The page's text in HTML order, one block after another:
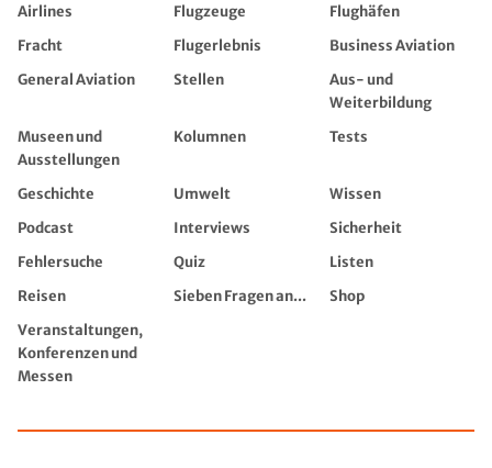
Airlines Flugzeuge
Flughäfen
Fracht
Flugerlebnis
Business Aviation
General Aviation
Stellen
Aus- und
Weiterbildung
Museen und
Ausstellungen
Kolumnen Tests
Geschichte Umwelt
Wissen
Podcast
Interviews
Sicherheit
Fehlersuche
Quiz
Listen
Reisen
Sieben Fragen an...
Shop
Veranstaltungen,
Konferenzen und
Messen